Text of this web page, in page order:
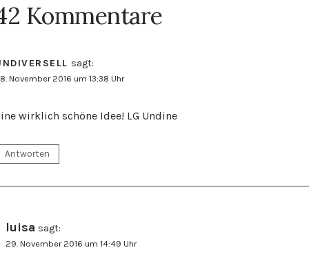
Kommentare
sagt:
November 2016 um 13:38 Uhr
wirklich schöne Idee! LG Undine
Antworten
luisa sagt:
29. November 2016 um 14:49 Uhr